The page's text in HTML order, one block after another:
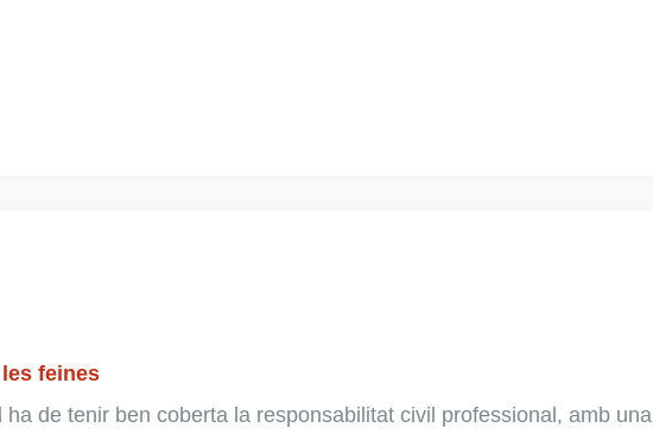
feines
de tenir ben coberta la responsabilitat civil professional, amb una